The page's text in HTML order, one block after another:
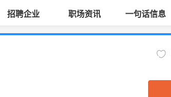
招聘企业 职场资讯 一句话信息